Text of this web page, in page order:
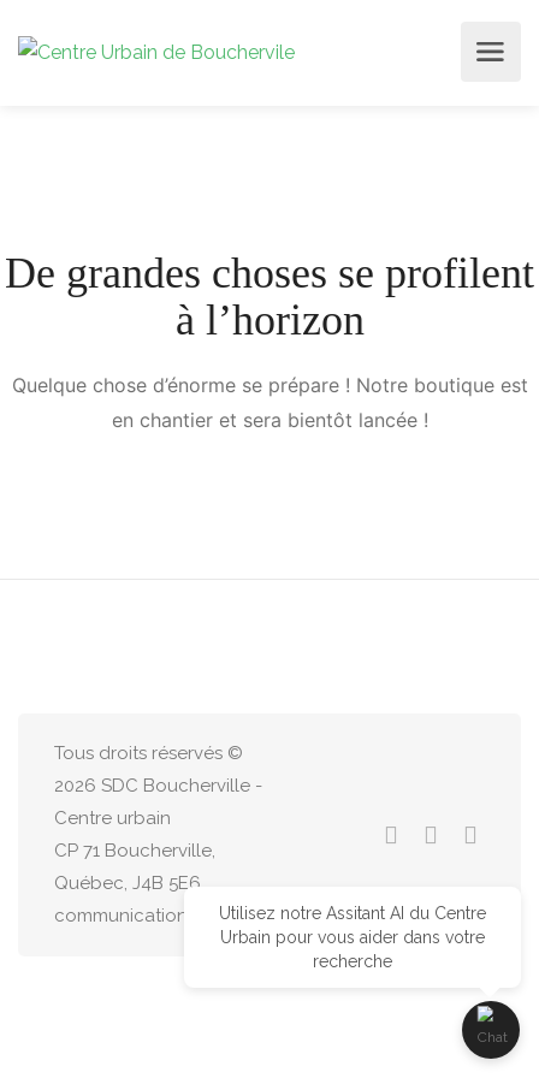
De grandes choses se profilent
à l’horizon
Quelque chose d’énorme se prépare ! Notre boutique est
en chantier et sera bientôt lancée !
Tous droits réservés ©
2026 SDC Boucherville -
Centre urbain
CP 71 Boucherville,
Québec, J4B 5E6
communications@centreurbain.caUtilisez notre Assitant AI du Centre
Urbain pour vous aider dans votre
recherche